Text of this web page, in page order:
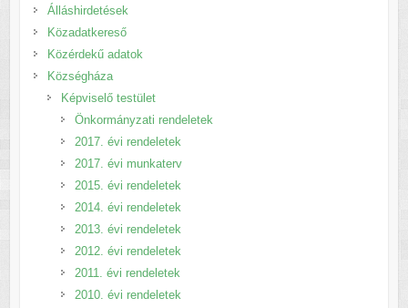
Álláshirdetések
Közadatkereső
Közérdekű adatok
Községháza
Képviselő testület
Önkormányzati rendeletek
2017. évi rendeletek
2017. évi munkaterv
2015. évi rendeletek
2014. évi rendeletek
2013. évi rendeletek
2012. évi rendeletek
2011. évi rendeletek
2010. évi rendeletek